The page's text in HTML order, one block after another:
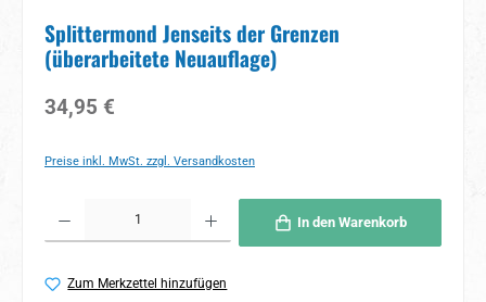
Splittermond Jenseits der Grenzen
(überarbeitete Neuauflage)
Regulärer Preis:
34,95 €
Preise inkl. MwSt. zzgl. Versandkosten
In den Warenkorb
Zum Merkzettel hinzufügen